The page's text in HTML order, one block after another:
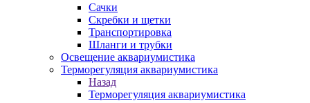
Сачки
Скребки и щетки
Транспортировка
Шланги и трубки
Освещение аквариумистика
Терморегуляция аквариумистика
Назад
Терморегуляция аквариумистика